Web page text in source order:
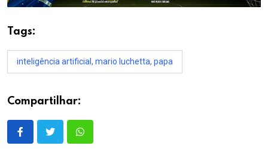
Tags:
inteligência artificial , mario luchetta, papa
Compartilhar: